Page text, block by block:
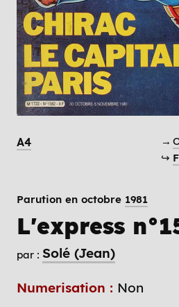
A4 →
↪
Parution en octobre 1981
L'express
par : Solé (Jean)
Numerisation : Non